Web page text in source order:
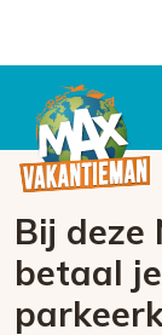
Bij deze
betaal